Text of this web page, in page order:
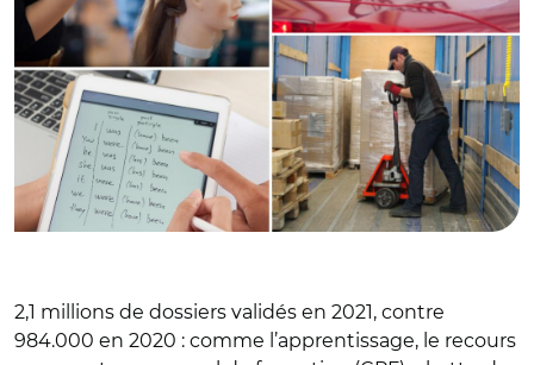
2,1 millions de dossiers validés en 2021, contre
984.000 en 2020 : comme l’apprentissage, le recours